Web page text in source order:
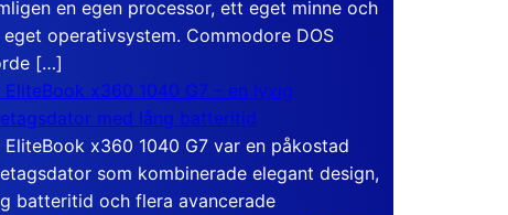
en egen processor, ett eget minne och
operativsystem. Commodore DOS
[…]
EliteBook x360 1040 G7 – en lyxig
med lång batteritid
EliteBook x360 1040 G7 var en påkostad
som kombinerade elegant design,
batteritid och flera avancerade